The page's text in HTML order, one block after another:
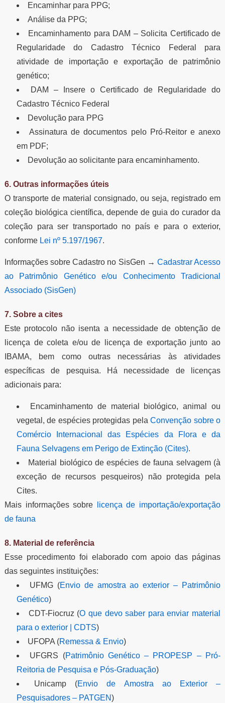
Encaminhar para PPG;
Análise da PPG;
Encaminhamento para DAM – Solicita Certificado de
Regularidade do Cadastro Técnico Federal para
atividade de importação e exportação de patrimônio
genético;
DAM – Insere o Certificado de Regularidade do
Cadastro Técnico Federal
Devolução para PPG
Assinatura de documentos pelo Pró-Reitor e anexo
em PDF;
Devolução ao solicitante para encaminhamento.
6. Outras informações úteis
O transporte de material consignado, ou seja, registrado em
coleção biológica científica, depende de guia do curador da
coleção para ser transportado no país e para o exterior,
conformeLei nº 5.197/1967.
Informações sobre Cadastro no SisGen → Cadastrar Acesso
ao Patrimônio Genético e/ou Conhecimento Tradicional
Associado (SisGen)
7. Sobre a cites
Este protocolo não isenta a necessidade de obtenção de
licença de coleta e/ou de licença de exportação junto ao
IBAMA, bem como outras necessárias às atividades
específicas de pesquisa. Há necessidade de licenças
adicionais para:
Encaminhamento de material biológico, animal ou
vegetal, de espécies protegidas pelaConvenção sobre o
Comércio Internacional das Espécies da Flora e da
Fauna Selvagens em Perigo de Extinção (Cites).
Material biológico de espécies de fauna selvagem (à
exceção de recursos pesqueiros) não protegida pela
Cites.
Mais informações sobre
licença de importação/exportação
de fauna
8. Material de referência
Esse procedimento foi elaborado com apoio das páginas
das seguintes instituições:
UFMG (Envio de amostra ao exterior – Patrimônio
Genético)
CDT-Fiocruz (O que devo saber para enviar material
para o exterior | CDTS)
UFOPA (Remessa & Envio)
UFGRS (Patrimônio Genético – PROPESP – Pró-
Reitoria de Pesquisa e Pós-Graduação)
Unicamp (Envio de Amostra ao Exterior –
Pesquisadores – PATGEN)